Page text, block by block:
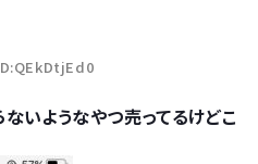
いようなやつ売ってるけどこ